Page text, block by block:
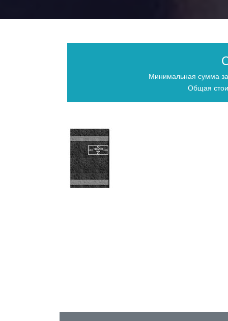
Минимальная сумма
Общая